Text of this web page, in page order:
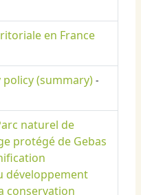
en France
policy (summary) -
naturel de
protégé de Gebas
développement
conservation